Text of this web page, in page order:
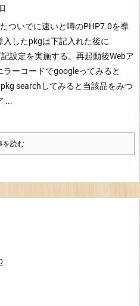
ついでに速いと噂のPHP7.0を導
入したpkgは下記入れた後に
設定を実施する。 再起動後Webア
ーコードでgoogleってみると
searchしてみると当該品をみつ
...
を読む